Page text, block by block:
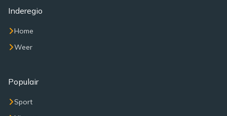
Inderegio
Home
Weer
Populair
Sport